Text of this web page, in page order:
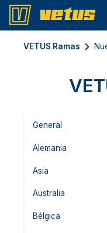
VETUS Ramas
General
Alemania
Asia
Australia
Bélgica